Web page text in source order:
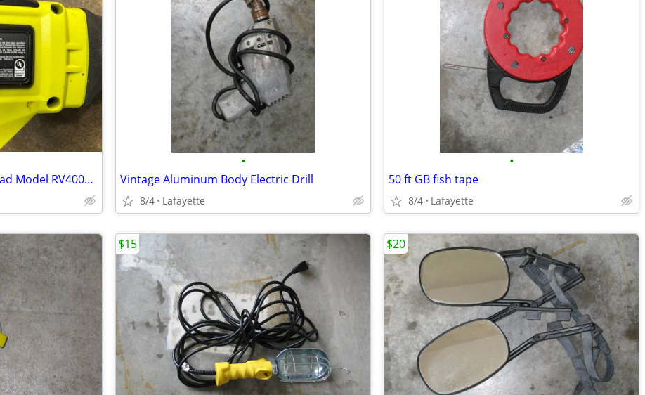
Ryobi Weed Eater Power Head Model RV40009VNM
•
Vintage Aluminum Body Electric Drill
8/4 Lafayette
•
50 ft GB fish tape
8/4 Lafayette
$15 $20